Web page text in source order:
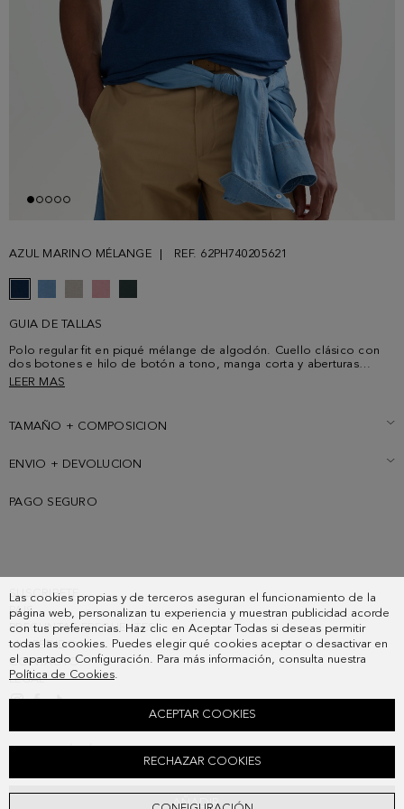
Las cookies propias y de terceros aseguran el funcionamiento de la
página web, personalizan tu experiencia y muestran publicidad acorde
con tus preferencias. Haz clic en Aceptar Todas si deseas permitir
todas las cookies. Puedes elegir qué cookies aceptar o desactivar en
el apartado Configuración. Para más información, consulta nuestra
Política de Cookies.
RECHAZAR COOKIES
ACEPTAR COOKIES
AZUL MARINO MÉLANGE REF. 62PH740205621
GUIA DE TALLAS
AÑADIR
Polo regular fit en piqué mélange de algodón. Cuello clásico con
dos botones e hilo de botón a tono, manga corta y aberturas
laterales. Logo cubo bordado a tono en el pecho. El modelo mide
LEER MAS
TAMAÑO + COMPOSICION
ENVIO + DEVOLUCION
PAGO SEGURO
SUSCRIBETE
PAIS
PREGUNTAS FRECUENTES
MIS PEDIDOS
CONTACTO
LEGAL